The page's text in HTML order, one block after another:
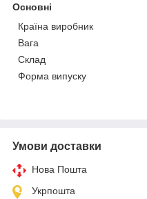
Основні
Країна виробник
Вага
Склад
Форма випуску
Умови доставки
Нова Пошта
Укрпошта